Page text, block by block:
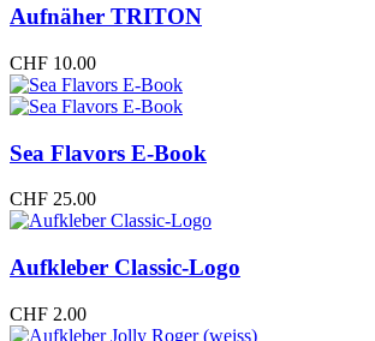
Aufnäher TRITON
CHF 10.00
Sea Flavors E-Book
CHF 25.00
Aufkleber Classic-Logo
CHF 2.00